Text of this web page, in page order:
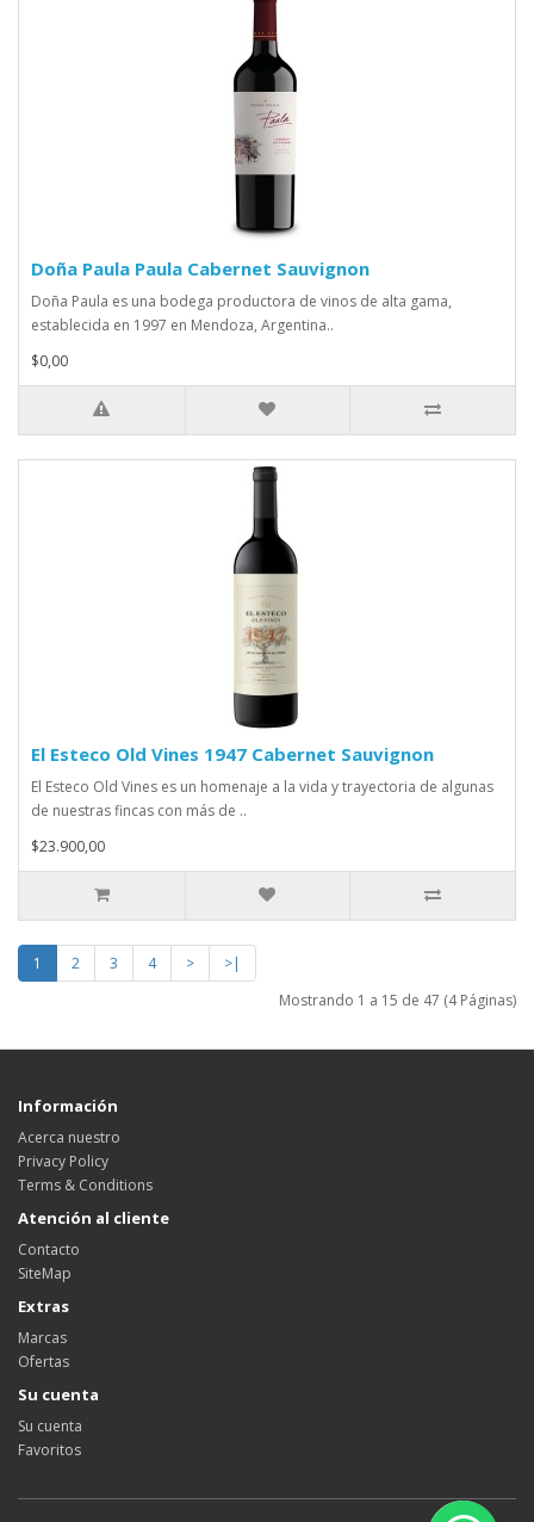
Doña Paula Paula Cabernet Sauvignon
Doña Paula es una bodega productora de vinos de alta gama,
establecida en 1997 en Mendoza, Argentina..
$0,00
El Esteco Old Vines 1947 Cabernet Sauvignon
El Esteco Old Vines es un homenaje a la vida y trayectoria de algunas
de nuestras fincas con más de ..
$23.900,00
1 2 3 4 >
>|
Mostrando 1 a 15 de 47 (4 Páginas)
Información
Acerca nuestro
Privacy Policy
Terms & Conditions
Atención al cliente
Contacto
SiteMap
Extras
Marcas
Ofertas
Su cuenta
Su cuenta
Favoritos